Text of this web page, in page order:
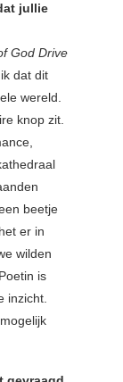
jullie
God Drive
dat dit
wereld.
knop zit.
beetje
er in
wilden
is
inzicht.